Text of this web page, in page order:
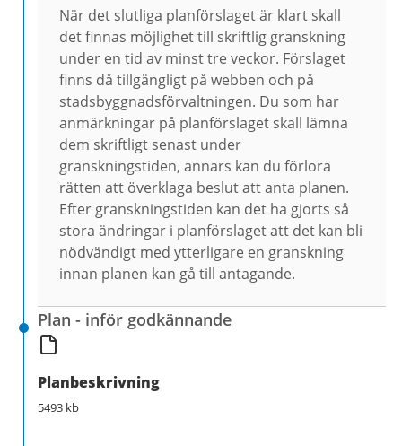
När det slutliga planförslaget är klart skall
det finnas möjlighet till skriftlig granskning
under en tid av minst tre veckor. Förslaget
finns då tillgängligt på webben och på
stadsbyggnadsförvaltningen. Du som har
anmärkningar på planförslaget skall lämna
dem skriftligt senast under
granskningstiden, annars kan du förlora
rätten att överklaga beslut att anta planen.
Efter granskningstiden kan det ha gjorts så
stora ändringar i planförslaget att det kan bli
nödvändigt med ytterligare en granskning
innan planen kan gå till antagande.
Plan - inför godkännande
Planbeskrivning
5493 kb